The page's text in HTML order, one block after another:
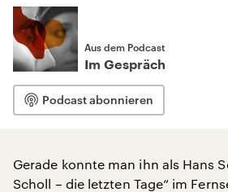
Aus dem Podcast
Im Gespräch
Podcast abonnieren
Gerade konnte man ihn als Hans
Scholl – die letzten Tage“ im